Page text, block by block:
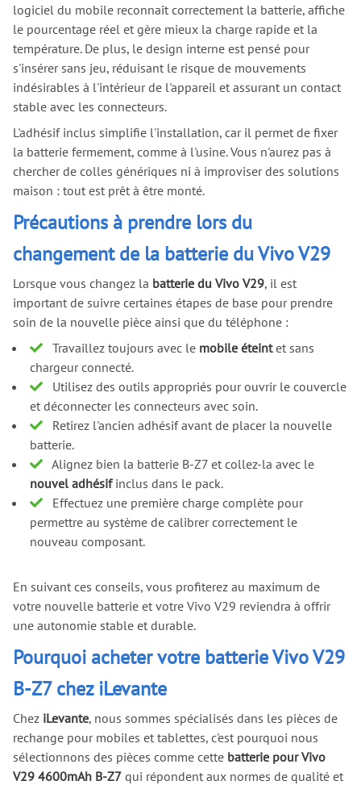
logiciel du mobile reconnaît correctement la batterie, affiche
le pourcentage réel et gère mieux la charge rapide et la
température. De plus, le design interne est pensé pour
s'insérer sans jeu, réduisant le risque de mouvements
indésirables à l'intérieur de l'appareil et assurant un contact
stable avec les connecteurs.
L'adhésif inclus simplifie l'installation, car il permet de fixer
la batterie fermement, comme à l'usine. Vous n'aurez pas à
chercher de colles génériques ni à improviser des solutions
maison : tout est prêt à être monté.
Précautions à prendre lors du
changement de la batterie du Vivo V29
Lorsque vous changez la batterie du Vivo V29, il est
important de suivre certaines étapes de base pour prendre
soin de la nouvelle pièce ainsi que du téléphone :
Travaillez toujours avec le mobile éteintet sans
chargeur connecté.
Utilisez des outils appropriés pour ouvrir le couvercle
et déconnecter les connecteurs avec soin.
Retirez l'ancien adhésif avant de placer la nouvelle
batterie.
Alignez bien la batterie B-Z7 et collez-la avec le
nouvel adhésifinclus dans le pack.
Effectuez une première charge complète pour
permettre au système de calibrer correctement le
nouveau composant.
En suivant ces conseils, vous profiterez au maximum de
votre nouvelle batterie et votre Vivo V29 reviendra à offrir
une autonomie stable et durable.
Pourquoi acheter votre batterie Vivo V29
B-Z7 chez iLevante
Chez iLevante, nous sommes spécialisés dans les pièces de
rechange pour mobiles et tablettes, c'est pourquoi nous
sélectionnons des pièces comme cette batterie pour Vivo
V29 4600mAh B-Z7 qui répondent aux normes de qualité et